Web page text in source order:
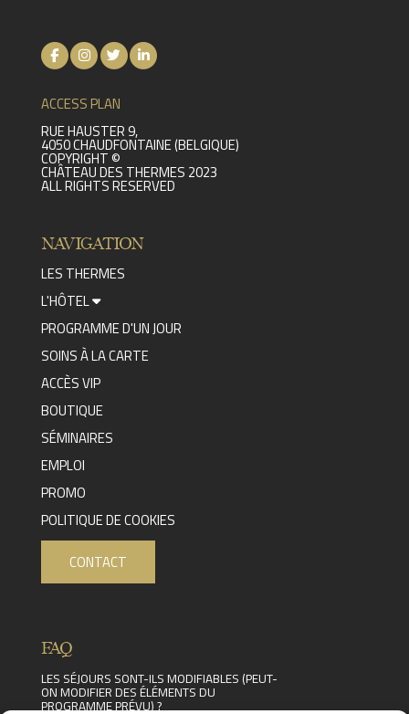
ACCESS PLAN
RUE HAUSTER 9,
4050 CHAUDFONTAINE (BELGIQUE)
COPYRIGHT ©
CHÂTEAU DES THERMES 2023
ALL RIGHTS RESERVED
NAVIGATION
LES THERMES
L'HÔTEL
PROGRAMME D'UN JOUR
SOINS À LA CARTE
ACCÈS VIP
BOUTIQUE
SÉMINAIRES
EMPLOI
PROMO
POLITIQUE DE COOKIES
CONTACT
FAQ
LES SÉJOURS SONT-ILS MODIFIABLES (PEUT-
ON MODIFIER DES ÉLÉMENTS DU
PROGRAMME PRÉVU) ?